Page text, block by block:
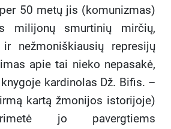
50 metų jis (komunizmas)
milijonų smurtinių mirčių,
nežmoniškiausių represijų
apie tai nieko nepasakė,
kardinolas Dž. Bifis. –
kartą žmonijos istorijoje)
jo pavergtiems